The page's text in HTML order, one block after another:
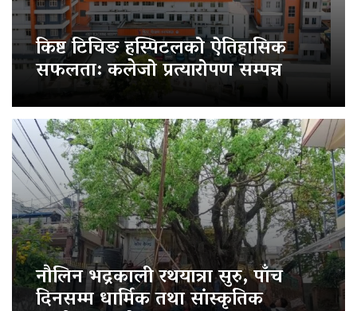
किष्ट टिचिङ हस्पिटलको ऐतिहासिक
सफलता: कलेजो प्रत्यारोपण सम्पन्न
नौलिन भद्रकाली रथयात्रा सुरु, पाँच
दिनसम्म धार्मिक तथा सांस्कृतिक